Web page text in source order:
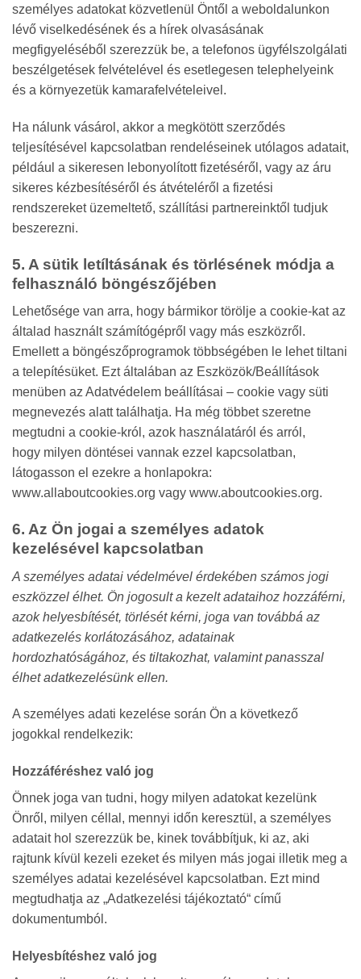
személyes adatokat közvetlenül Öntől a weboldalunkon
lévő viselkedésének és a hírek olvasásának
megfigyeléséből szerezzük be, a telefonos ügyfélszolgálati
beszélgetések felvételével és esetlegesen telephelyeink
és a környezetük kamarafelvételeivel.
Ha nálunk vásárol, akkor a megkötött szerződés
teljesítésével kapcsolatban rendeléseinek utólagos adatait,
például a sikeresen lebonyolított fizetéséről, vagy az áru
sikeres kézbesítéséről és átvételéről a fizetési
rendszereket üzemeltető, szállítási partnereinktől tudjuk
beszerezni.
5. A sütik letíltásának és törlésének módja a
felhasználó böngészőjében
Lehetősége van arra, hogy bármikor törölje a cookie-kat az
általad használt számítógépről vagy más eszközről.
Emellett a böngészőprogramok többségében le lehet tiltani
a telepítésüket. Ezt általában az Eszközök/Beállítások
menüben az Adatvédelem beállításai – cookie vagy süti
megnevezés alatt találhatja. Ha még többet szeretne
megtudni a cookie-król, azok használatáról és arról,
hogy milyen döntései vannak ezzel kapcsolatban,
látogasson el ezekre a honlapokra:
www.allaboutcookies.org vagy www.aboutcookies.org.
6. Az Ön jogai a személyes adatok
kezelésével kapcsolatban
A személyes adatai védelmével érdekében számos jogi
eszközzel élhet. Ön jogosult a kezelt adataihoz hozzáférni,
azok helyesbítését, törlését kérni, joga van továbbá az
adatkezelés korlátozásához, adatainak
hordozhatóságához, és tiltakozhat, valamint panasszal
élhet adatkezelésünk ellen.
A személyes adati kezelése során Ön a következő
jogokkal rendelkezik:
Hozzáféréshez való jog
Önnek joga van tudni, hogy milyen adatokat kezelünk
Önről, milyen céllal, mennyi időn keresztül, a személyes
adatait hol szerezzük be, kinek továbbítjuk, ki az, aki
rajtunk kívül kezeli ezeket és milyen más jogai illetik meg a
személyes adatai kezelésével kapcsolatban. Ezt mind
megtudhatja az „Adatkezelési tájékoztató“ című
dokumentumból.
Helyesbítéshez való jog